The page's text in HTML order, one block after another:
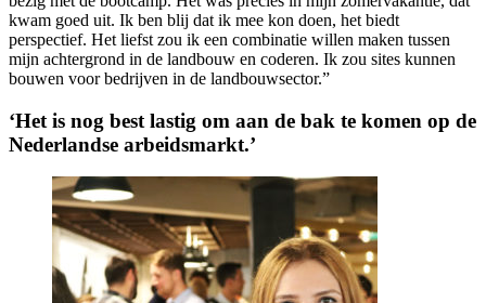
kwam goed uit. Ik ben blij dat ik mee kon doen, het biedt
perspectief. Het liefst zou ik een combinatie willen maken tussen
mijn achtergrond in de landbouw en coderen. Ik zou sites kunnen
bouwen voor bedrijven in de landbouwsector.”
‘Het is nog best lastig om aan de bak te komen op de
Nederlandse arbeidsmarkt.’